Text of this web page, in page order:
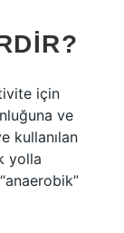
için
ve
kullanılan
yolla